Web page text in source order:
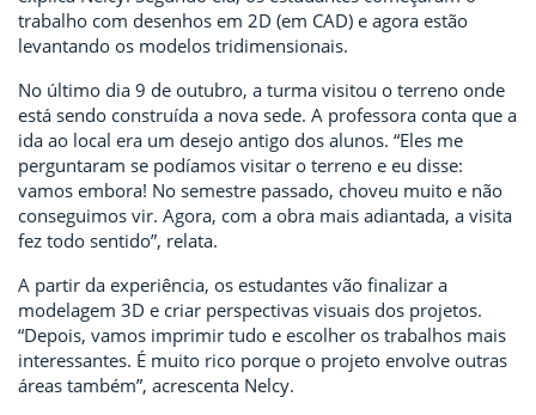
trabalho com desenhos em 2D (em CAD) e agora estão
levantando os modelos tridimensionais.
No último dia 9 de outubro, a turma visitou o terreno onde
está sendo construída a nova sede. A professora conta que a
ida ao local era um desejo antigo dos alunos. “Eles me
perguntaram se podíamos visitar o terreno e eu disse:
vamos embora! No semestre passado, choveu muito e não
conseguimos vir. Agora, com a obra mais adiantada, a visita
fez todo sentido”, relata.
A partir da experiência, os estudantes vão finalizar a
modelagem 3D e criar perspectivas visuais dos projetos.
“Depois, vamos imprimir tudo e escolher os trabalhos mais
interessantes. É muito rico porque o projeto envolve outras
áreas também”, acrescenta Nelcy.